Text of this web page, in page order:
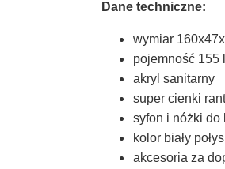
Dane techniczne:
wymiar
pojemność 155 l
akryl sanitarny
super cienki
syfon i nóżki do
kolor biały
akcesoria za